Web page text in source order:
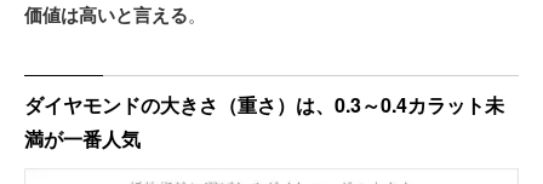
価値は高いと言える。
ダイヤモンドの大きさ（重さ）は、0.3～0.4カラット未
満が一番人気